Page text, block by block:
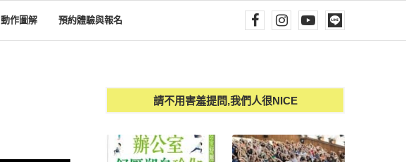
動作圖解 預約體驗與報名
請不用害羞提問,我們人很NICE